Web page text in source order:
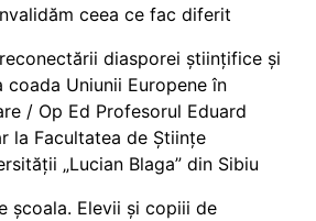
ceea ce fac diferit
diasporei științifice și
coada Uniunii Europene în
/ Op Ed Profesorul Eduard
la Facultatea de Științe
„Lucian Blaga” din Sibiu
școala. Elevii și copiii de